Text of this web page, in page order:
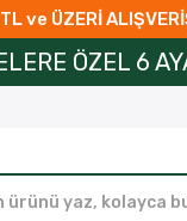
ve ÜZERİ
VARAN